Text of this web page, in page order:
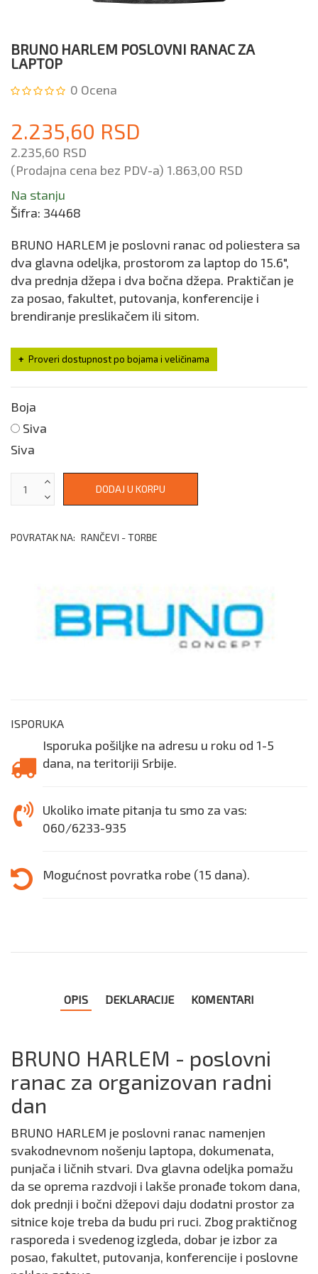
BRUNO HARLEM POSLOVNI RANAC ZA
LAPTOP
0 Ocena
2.235,60 RSD
2.235,60 RSD
(Prodajna cena bez PDV-a) 1.863,00 RSD
Na stanju
Šifra: 34468
BRUNO HARLEM je poslovni ranac od poliestera sa
dva glavna odeljka, prostorom za laptop do 15.6",
dva prednja džepa i dva bočna džepa. Praktičan je
za posao, fakultet, putovanja, konferencije i
brendiranje preslikačem ili sitom.
Proveri dostupnost po bojama i veličinama
Boja
Siva
Siva
POVRATAK NA: RANČEVI - TORBE
ISPORUKA
Isporuka pošiljke na adresu u roku od 1-5
dana, na teritoriji Srbije.
Ukoliko imate pitanja tu smo za vas:
060/6233-935
Mogućnost povratka robe (15 dana).
OPIS DEKLARACIJE KOMENTARI
BRUNO HARLEM - poslovni
ranac za organizovan radni
dan
BRUNO HARLEM je poslovni ranac namenjen
svakodnevnom nošenju laptopa, dokumenata,
punjača i ličnih stvari. Dva glavna odeljka pomažu
da se oprema razdvoji i lakše pronađe tokom dana,
dok prednji i bočni džepovi daju dodatni prostor za
sitnice koje treba da budu pri ruci. Zbog praktičnog
rasporeda i svedenog izgleda, dobar je izbor za
posao, fakultet, putovanja, konferencije i poslovne